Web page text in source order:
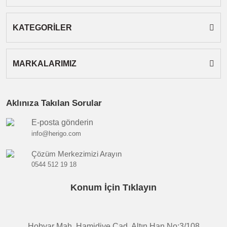
Gönder
KATEGORİLER
MARKALARIMIZ
Aklınıza Takılan Sorular
E-posta gönderin
info@herigo.com
Çözüm Merkezimizi Arayın
0544 512 19 18
Konum İçin Tıklayın